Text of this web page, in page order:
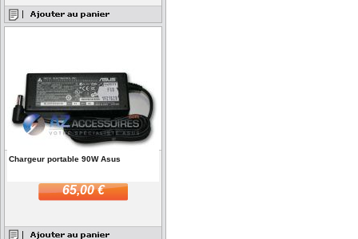
Chargeur portable 90W Asus
65,00 €